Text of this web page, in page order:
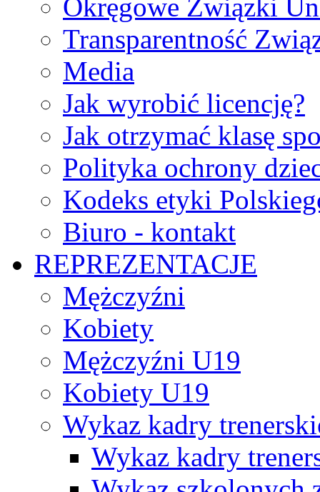
Okręgowe Związki
Transparentność
Media
Jak wyrobić licencję?
Jak otrzymać klasę
Polityka ochrony
Kodeks etyki
Biuro - kontakt
REPREZENTACJE
Mężczyźni
Kobiety
Mężczyźni U19
Kobiety U19
Wykaz kadry
Wykaz kadry